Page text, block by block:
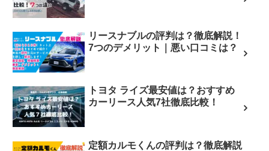
リースナブルの評判は？徹底解説！
7つのデメリット｜悪い口コミは？
トヨタ ライズ最安値は？おすすめ
カーリース人気7社徹底比較！
定額カルモくんの評判は？徹底解説